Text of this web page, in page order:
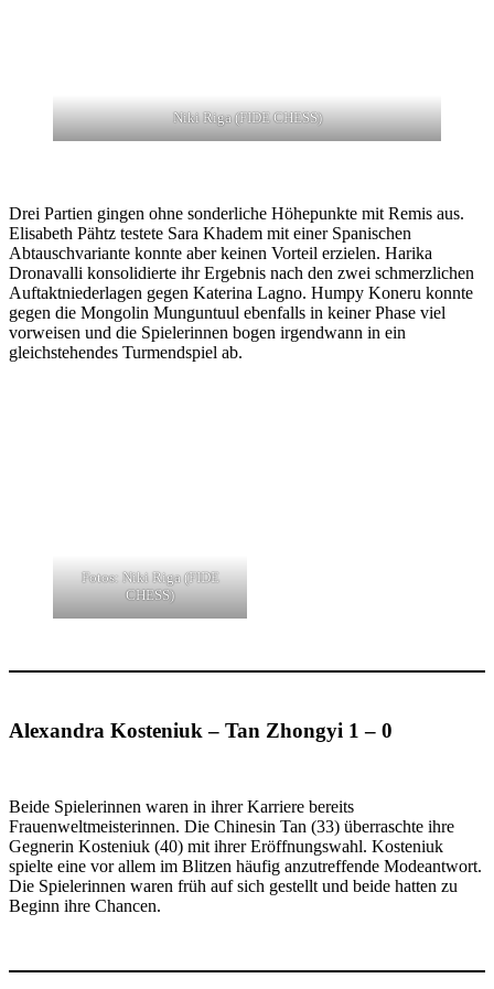
Niki Riga (FIDE CHESS)
Drei Partien gingen ohne sonderliche Höhepunkte mit Remis aus.
Elisabeth Pähtz testete Sara Khadem mit einer Spanischen
Abtauschvariante konnte aber keinen Vorteil erzielen. Harika
Dronavalli konsolidierte ihr Ergebnis nach den zwei schmerzlichen
Auftaktniederlagen gegen Katerina Lagno. Humpy Koneru konnte
gegen die Mongolin Munguntuul ebenfalls in keiner Phase viel
vorweisen und die Spielerinnen bogen irgendwann in ein
gleichstehendes Turmendspiel ab.
Fotos: Niki Riga (FIDE
CHESS)
Alexandra Kosteniuk – Tan Zhongyi 1 – 0
Beide Spielerinnen waren in ihrer Karriere bereits
Frauenweltmeisterinnen. Die Chinesin Tan (33) überraschte ihre
Gegnerin Kosteniuk (40) mit ihrer Eröffnungswahl. Kosteniuk
spielte eine vor allem im Blitzen häufig anzutreffende Modeantwort.
Die Spielerinnen waren früh auf sich gestellt und beide hatten zu
Beginn ihre Chancen.